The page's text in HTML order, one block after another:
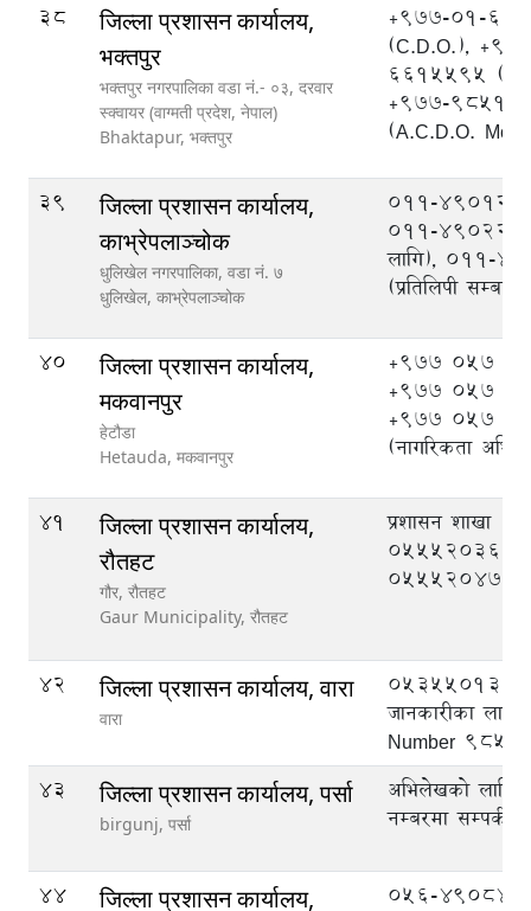
38
जिल्ला प्रशासन कार्यालय,
भक्तपुर
भक्तपुर नगरपालिका वडा नं.- ०३, दरवार
स्क्वायर (वाग्मती प्रदेश, नेपाल)
Bhaktapur, भक्तपुर
+977-01-
(C.D.O.),
6615595
+977-
(A.C.D.O.
39
जिल्ला प्रशासन कार्यालय,
काभ्रेपलाञ्‍चोक
धुलिखेल नगरपालिका, वडा नं. ७
धुलिखेल, काभ्रेपलाञ्चोक
०११-४९०१२३,
०११-४९०२२३
लागि), ०११-
(प्रतिलिपी
40
जिल्ला प्रशासन कार्यालय,
मकवानपुर
हेटौडा
Hetauda, मकवानपुर
+977 057
+977 057
+977 057
(नागरिकता
41
जिल्ला प्रशासन कार्यालय,
रौतहट
गौर, रौतहट
Gaur Municipality, रौतहट
प्रशासन शाखा
055520369,
055520470
42 जिल्ला प्रशासन कार्यालय, वारा
वारा
053550133
जानकारीका
Number
43
जिल्ला प्रशासन कार्यालय, पर्सा
birgunj, पर्सा
अभिलेखको लागि
नम्बरमा सम्पर्क
44 जिल्ला प्रशासन कार्यालय,
056-